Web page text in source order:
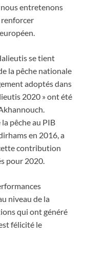
entretenons
se tient
la pêche nationale
adoptés dans
2020 » ont été
pêche au PIB
en 2016, a
contribution
pour 2020.
niveau de la
qui ont généré
félicité le